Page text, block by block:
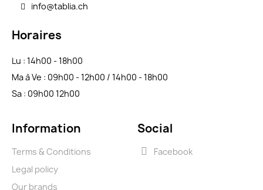
info@tablia.ch
Horaires
Lu : 14h00 - 18h00
Ma à Ve : 09h00 - 12h00 / 14h00 - 18h00
Sa : 09h00 12h00
Information
Terms & Conditions
Legal policy
Our brands
Social
Facebook